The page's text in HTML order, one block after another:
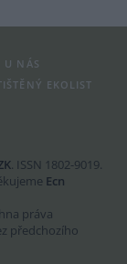
U NÁS
EKOLIST
. ISSN 1802-9019.
Ecn
práva
předchozího